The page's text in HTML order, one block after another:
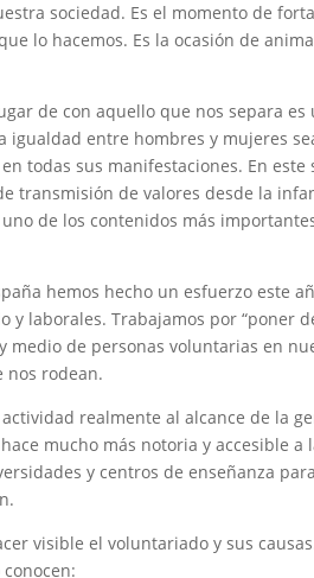
sociedad. Es el momento de
lo hacemos. Es la ocasión de
de con aquello que nos separa
entre hombres y mujeres
todas sus manifestaciones. En
transmisión de valores desde la
de los contenidos más
hemos hecho un esfuerzo este
y laborales. Trabajamos por “poner
de personas voluntarias en
nos rodean.
realmente al alcance de la
mucho más notoria y accesible
y centros de enseñanza
visible el voluntariado y sus